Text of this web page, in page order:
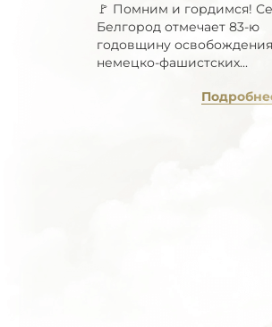
🚩 Помним и гордимся!
Белгород отмечает 83-ю
годовщину
немецко-фашистских...